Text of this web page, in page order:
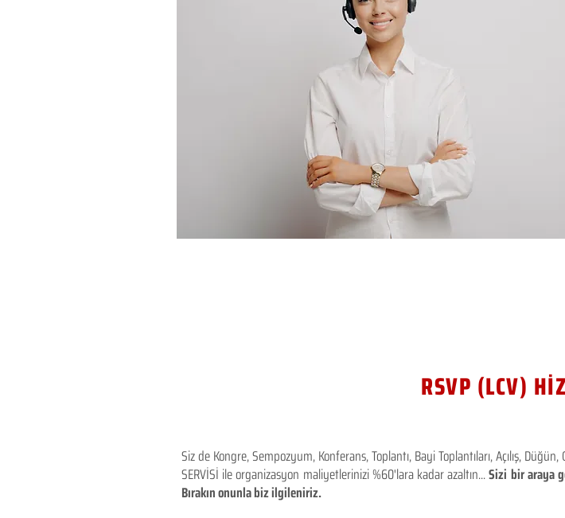
RSVP (LCV)
Siz de Kongre, Sempozyum, Konferans, Toplantı, Bayi Toplantıları, Açılış,
SERVİSİ ile organizasyon maliyetlerinizi %60'lara kadar azaltın...Sizi bir araya
Bırakın onunla biz ilgileniriz.